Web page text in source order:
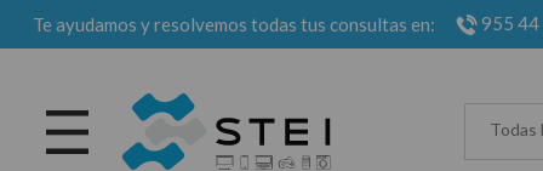
Te ayudamos y resolvemos todas tus consultas en: 955 44
Todas